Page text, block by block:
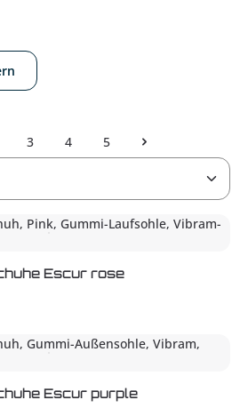
Seite
3 Seite
4 Seite
5
Escur rose
Escur purple